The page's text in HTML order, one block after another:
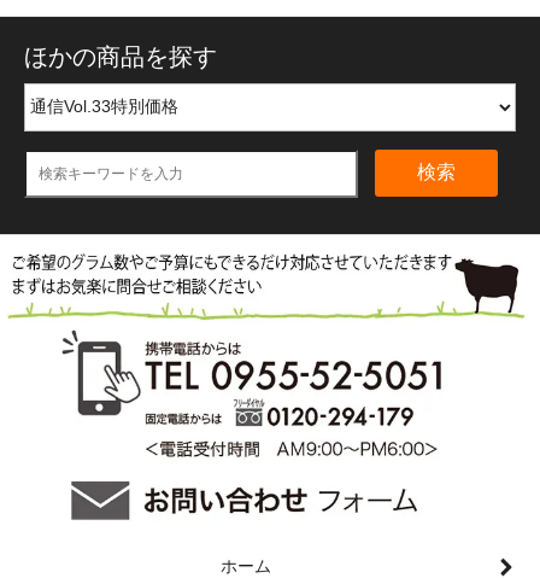
ほかの商品を探す
検索
ホーム